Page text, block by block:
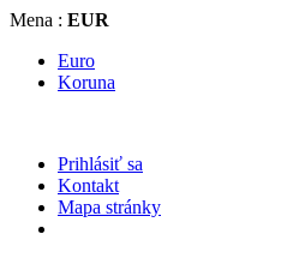
Mena : EUR
Euro
Koruna
Prihlásiť sa
Kontakt
Mapa stránky